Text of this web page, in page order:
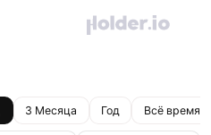
3 Месяца Год Всё время